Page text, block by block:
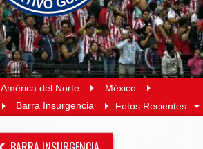
América del Norte
México
Barra Insurgencia Fotos Recientes